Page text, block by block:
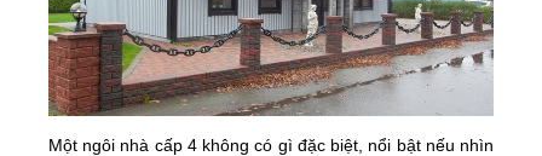
Một ngôi nhà cấp 4 không có gì đặc biệt, nổi bật nếu nhìn